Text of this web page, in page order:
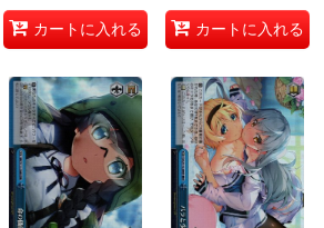
カートに入れる カートに入れる